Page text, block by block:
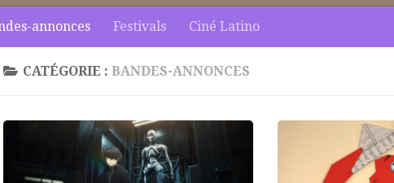
annonces Festivals Ciné Latino
CATÉGORIE : BANDES-ANNONCES